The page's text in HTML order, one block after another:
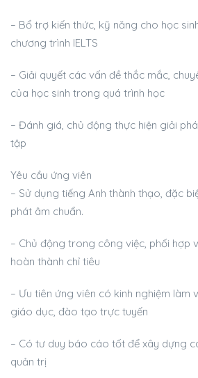
– Bổ trợ kiến thức, kỹ năng cho học
chương trình IELTS
– Giải quyết các vấn đề thắc mắc,
của học sinh trong quá trình học
– Đánh giá, chủ động thực hiện giải
tập
Yêu cầu ứng viên
– Sử dụng tiếng Anh thành thạo, đặc
phát âm chuẩn.
– Chủ động trong công việc, phối hợp
hoàn thành chỉ tiêu
– Ưu tiên ứng viên có kinh nghiệm làm
giáo dục, đào tạo trực tuyến
– Có tư duy báo cáo tốt để xây dựng
quản trị